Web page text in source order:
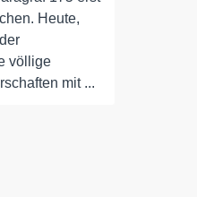
Heute,
völlige
mit ...